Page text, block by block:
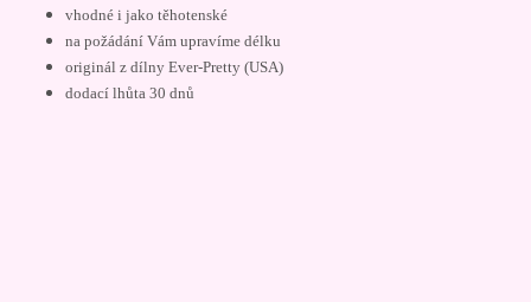
vhodné i jako těhotenské
na požádání Vám upravíme délku
originál z dílny Ever-Pretty (USA)
dodací lhůta 30 dnů